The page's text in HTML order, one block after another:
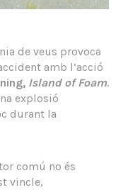
de veus provoca
amb l’acció
Island of Foam.
explosió
durant la
comú no és
vincle,